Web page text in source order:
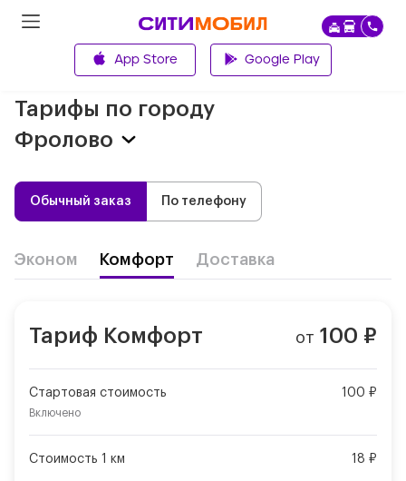
App Store Google Play
Тарифы по городу
Фролово
Обычный заказ По телефону
Эконом Комфорт Доставка
Тариф Комфорт от 100 ₽
Стартовая стоимость 100 ₽
Включено
Стоимость 1 км 18 ₽